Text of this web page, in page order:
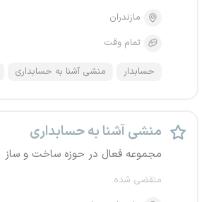
مازندران
تمام وقت
حسابدار منشی آشنا به حسابداری
منشی آشنا به حسابداری
مجموعه فعال در حوزه ساخت و ساز
منقضی شده